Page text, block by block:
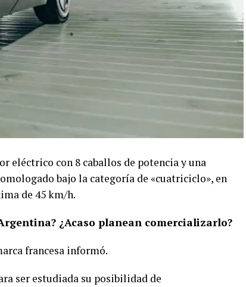
eléctrico con 8 caballos de potencia y una
bajo la categoría de «cuatriciclo», en
de 45 km/h.
¿Acaso planean comercializarlo?
francesa informó.
ser estudiada su posibilidad de